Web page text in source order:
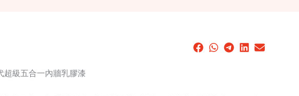
超級五合一內牆乳膠漆